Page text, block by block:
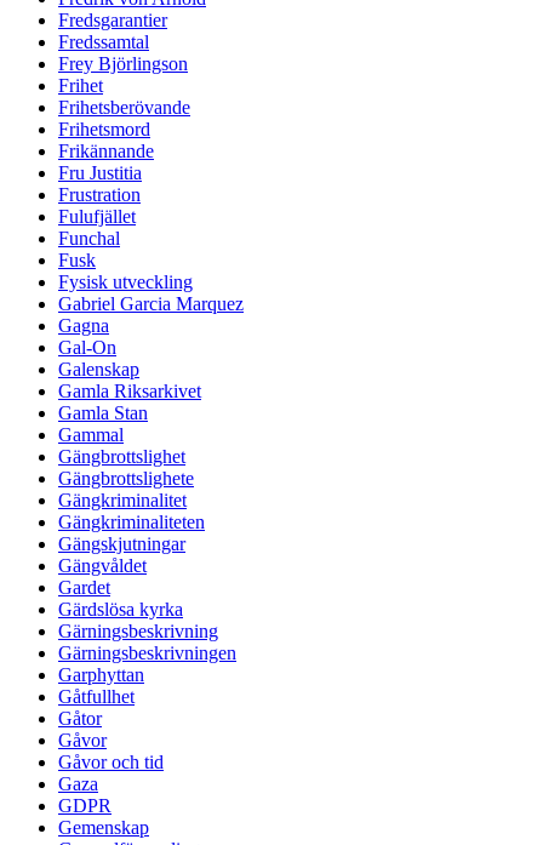
Fredsgarantier
Fredssamtal
Frey Björlingson
Frihet
Frihetsberövande
Frihetsmord
Frikännande
Fru Justitia
Frustration
Fulufjället
Funchal
Fusk
Fysisk utveckling
Gabriel Garcia Marquez
Gagna
Gal-On
Galenskap
Gamla Riksarkivet
Gamla Stan
Gammal
Gängbrottslighet
Gängbrottslighete
Gängkriminalitet
Gängkriminaliteten
Gängskjutningar
Gängvåldet
Gardet
Gärdslösa kyrka
Gärningsbeskrivning
Gärningsbeskrivningen
Garphyttan
Gåtfullhet
Gåtor
Gåvor
Gåvor och tid
Gaza
GDPR
Gemenskap